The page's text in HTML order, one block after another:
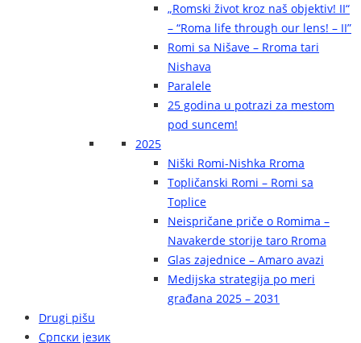
„Romski život kroz naš objektiv! II“
– “Roma life through our lens! – II”
Romi sa Nišave – Rroma tari
Nishava
Paralele
25 godina u potrazi za mestom
pod suncem!
2025
Niški Romi-Nishka Rroma
Topličanski Romi – Romi sa
Toplice
Neispričane priče o Romima –
Navakerde storije taro Rroma
Glas zajednice – Amaro avazi
Medijska strategija po meri
građana 2025 – 2031
Drugi pišu
Српски језик